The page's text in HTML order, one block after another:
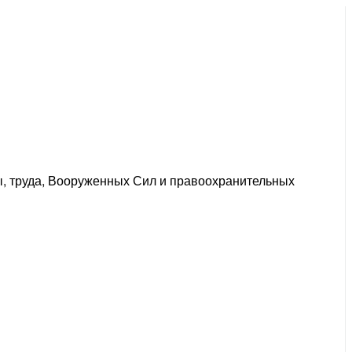
труда, Вооруженных Сил и правоохранительных